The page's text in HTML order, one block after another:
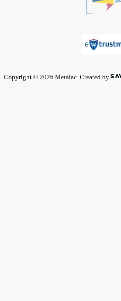
Copyright © 2026 Metalac. Created by